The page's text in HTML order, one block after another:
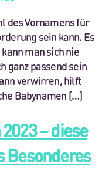
des Vornamens für
sein kann. Es
man sich nie
ganz passend sein
verwirren, hilft
Babynamen […]
– diese
Besonderes